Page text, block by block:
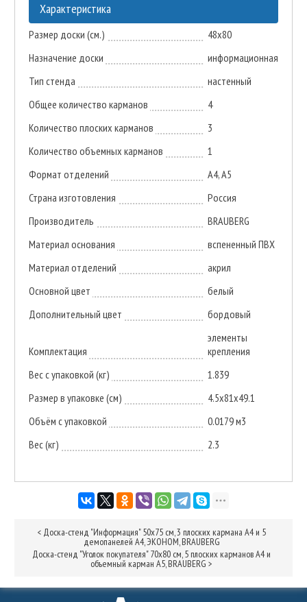
Характеристика
Размер доски (см.)
48x80
Назначение доски
информационная
Тип стенда
настенный
Общее количество карманов
4
Количество плоских карманов
3
Количество объемных карманов
1
Формат отделений
А4, А5
Страна изготовления
Россия
Производитель
BRAUBERG
Материал основания
вспененный ПВХ
Материал отделений
акрил
Основной цвет
белый
Дополнительный цвет
бордовый
Комплектация
элементы
крепления
Вес с упаковкой (кг)
1.839
Размер в упаковке (см)
4.5x81x49.1
Объём с упаковкой
0.0179 м3
Вес (кг)
2.3
< Доска-стенд "Информация" 50х75 см, 3 плоских кармана А4 и 5
демопанелей А4, ЭКОНОМ, BRAUBERG
Доска-стенд "Уголок покупателя" 70х80 см, 5 плоских карманов А4 и
объемный карман А5, BRAUBERG >